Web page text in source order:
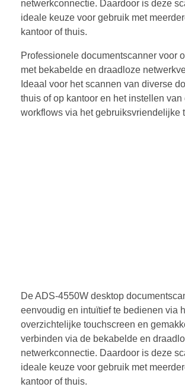
netwerkconnectie. Daardoor is deze
ideale keuze voor gebruik met
kantoor of thuis.
Professionele documentscanner voor
met bekabelde en draadloze
Ideaal voor het scannen van diverse
thuis of op kantoor en het instellen
workflows via het gebruiksvriendelijke
De ADS-4550W desktop
eenvoudig en intuïtief te bedienen via
overzichtelijke touchscreen en
verbinden via de bekabelde en
netwerkconnectie. Daardoor is deze
ideale keuze voor gebruik met
kantoor of thuis.